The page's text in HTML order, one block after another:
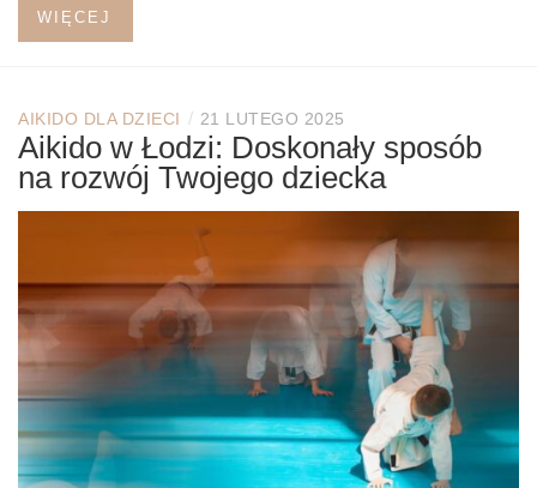
WIĘCEJ
AIKIDO DLA DZIECI / 21 LUTEGO 2025
Aikido w Łodzi: Doskonały sposób
na rozwój Twojego dziecka